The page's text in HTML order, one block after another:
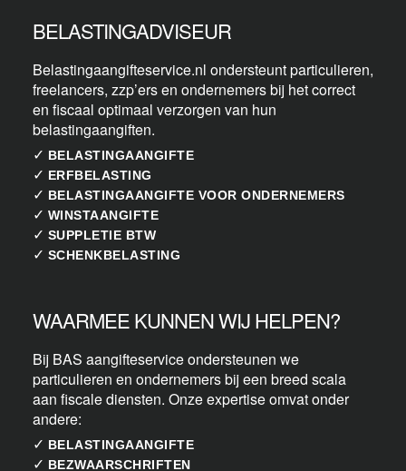
BELASTINGADVISEUR
Belastingaangifteservice.nl ondersteunt particulieren,
freelancers, zzp’ers en ondernemers bij het correct
en fiscaal optimaal verzorgen van hun
belastingaangiften.
✓ BELASTINGAANGIFTE
✓ ERFBELASTING
✓ BELASTINGAANGIFTE VOOR ONDERNEMERS
✓ WINSTAANGIFTE
✓ SUPPLETIE BTW
✓ SCHENKBELASTING
WAARMEE KUNNEN WIJ HELPEN?
Bij BAS aangifteservice ondersteunen we
particulieren en ondernemers bij een breed scala
aan fiscale diensten. Onze expertise omvat onder
andere:
✓ BELASTINGAANGIFTE
✓ BEZWAARSCHRIFTEN